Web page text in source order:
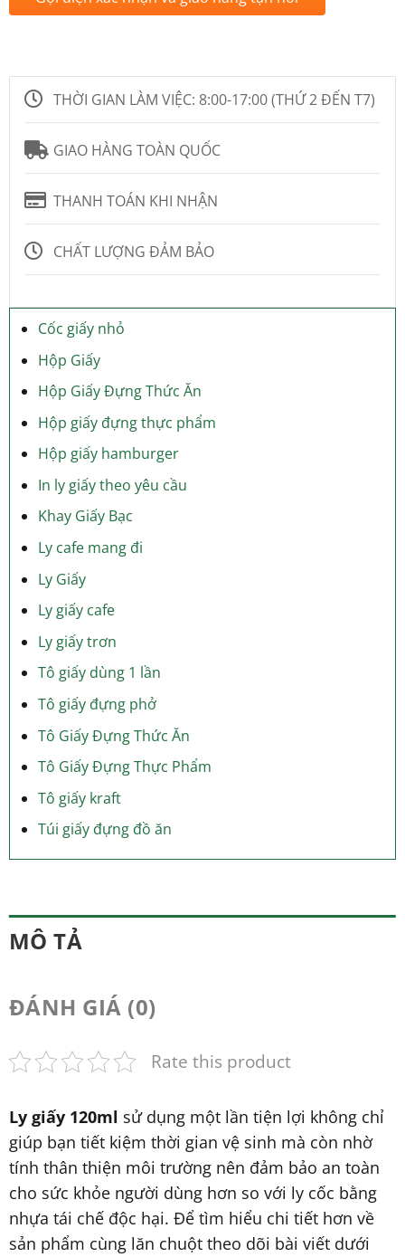
THỜI GIAN LÀM VIỆC: 8:00-17:00 (THỨ 2 ĐẾN T7)
GIAO HÀNG TOÀN QUỐC
THANH TOÁN KHI NHẬN
CHẤT LƯỢNG ĐẢM BẢO
Cốc giấy nhỏ
Hộp Giấy
Hộp Giấy Đựng Thức Ăn
Hộp giấy đựng thực phẩm
Hộp giấy hamburger
In ly giấy theo yêu cầu
Khay Giấy Bạc
Ly cafe mang đi
Ly Giấy
Ly giấy cafe
Ly giấy trơn
Tô giấy dùng 1 lần
Tô giấy đựng phở
Tô Giấy Đựng Thức Ăn
Tô Giấy Đựng Thực Phẩm
Tô giấy kraft
Túi giấy đựng đồ ăn
MÔ TẢ
ĐÁNH GIÁ (0)
Rate this product
Ly giấy 120ml sử dụng một lần tiện lợi không chỉ
giúp bạn tiết kiệm thời gian vệ sinh mà còn nhờ
tính thân thiện môi trường nên đảm bảo an toàn
cho sức khỏe người dùng hơn so với ly cốc bằng
nhựa tái chế độc hại. Để tìm hiểu chi tiết hơn về
sản phẩm cùng lăn chuột theo dõi bài viết dưới